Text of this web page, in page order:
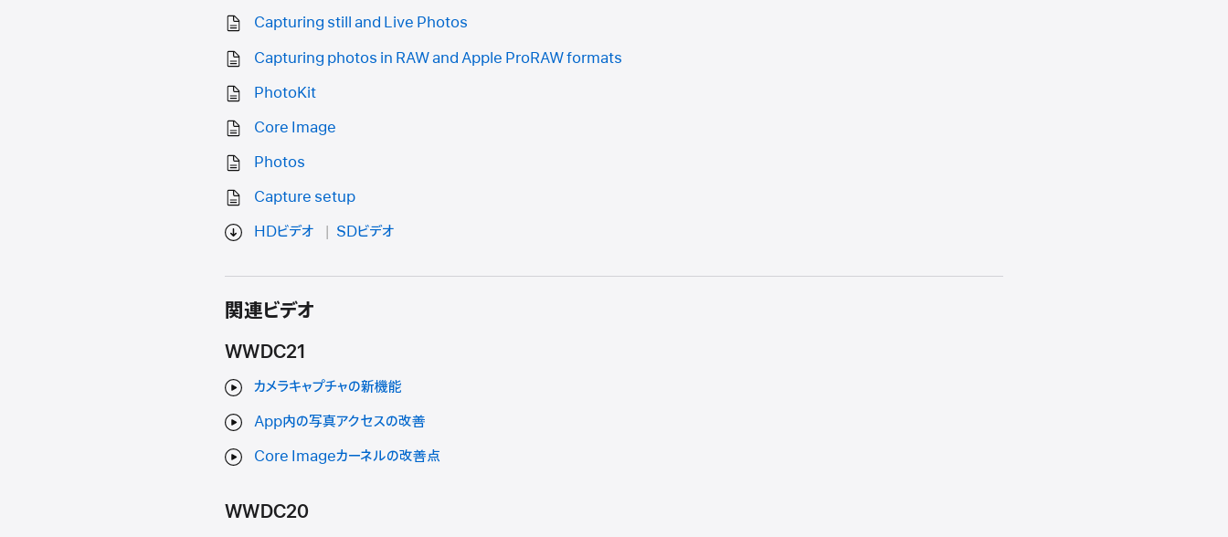
Capturing still and Live Photos
Capturing photos in RAW and Apple ProRAW formats
PhotoKit
Core Image
Photos
Capture setup
HDビデオ
SDビデオ
関連ビデオ
WWDC21
カメラキャプチャの新機能
App内の写真アクセスの改善
Core Imageカーネルの改善点
WWDC20